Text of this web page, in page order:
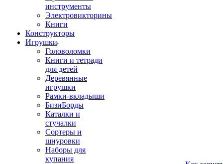
инструменты
Электровикторины
Книги
Конструкторы
Игрушки
Головоломки
Книги и тетради
для детей
Деревянные
игрушки
Рамки-вкладыши
БизиБорды
Каталки и
стучалки
Сортеры и
шнуровки
Наборы для
купания